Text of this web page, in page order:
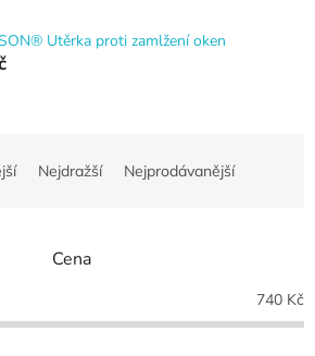
Utěrka proti zamlžení oken
Nejdražší Nejprodávanější
Cena
740 Kč